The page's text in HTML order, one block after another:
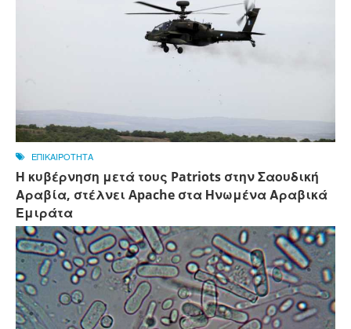
ΕΠΙΚΑΙΡΟΤΗΤΑ
Η κυβέρνηση μετά τους Patriots στην Σαουδική
Αραβία, στέλνει Apache στα Ηνωμένα Αραβικά
Εμιράτα